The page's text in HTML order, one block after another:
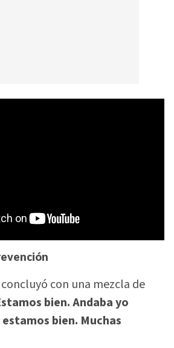
con una mezcla de
bien. Andaba yo
bien. Muchas